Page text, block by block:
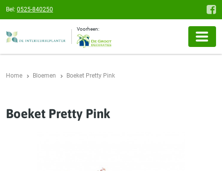
Bel: 0525-840250
Voorheen:
Home Bloemen Boeket Pretty Pink
Boeket Pretty Pink